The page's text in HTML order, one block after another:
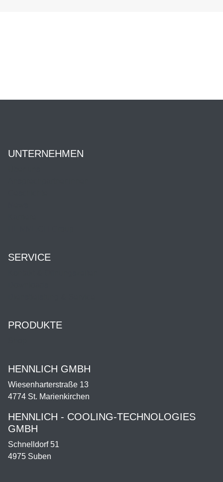
UNTERNEHMEN
SERVICE
PRODUKTE
HENNLICH GMBH
Wiesenharterstraße 13
4774 St. Marienkirchen
HENNLICH - COOLING-TECHNOLOGIES
GMBH
Schnelldorf 51
4975 Suben